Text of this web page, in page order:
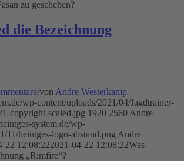
zu geschehen?
die Bezeichnung
/von Andre Westerkamp
wp-content/uploads/2021/04/Jagdtrainer-
copyright-scaled.jpg 1920 2560 Andre
system.de/wp-
11/heintges-logo-abstand.png Andre
22 12:08:222021-04-22 12:08:22Was
„Rimfire“?